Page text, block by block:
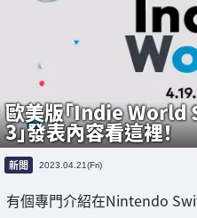
歐美版「Indie
3」發表內容看這裡！
新聞 2023.04.21(Fri)
有個專門介紹在Nintendo